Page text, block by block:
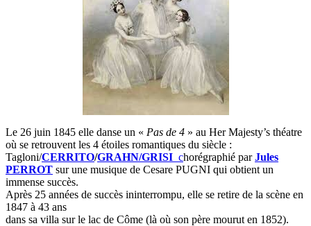
Le 26 juin 1845 elle danse un « Pas de 4 » au Her Majesty’s théatre
où se retrouvent les 4 étoiles romantiques du siècle :
Tagloni/CERRITO/GRAHN/GRISI chorégraphié parJules
PERROT sur une musique de Cesare PUGNI qui obtient un
immense succès.
Après 25 années de succès ininterrompu, elle se retire de la scène en
1847 à 43 ans
dans sa villa sur le lac de Côme (là où son père mourut en 1852).